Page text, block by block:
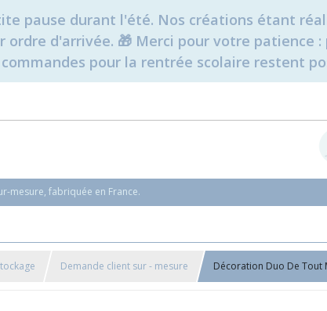
pause durant l'été. Nos créations étant
d'arrivée. 🎁 Merci pour votre patience :
commandes pour la rentrée scolaire restent
mesure, fabriquée en France.
Demande client sur - mesure Décoration Duo De Tout